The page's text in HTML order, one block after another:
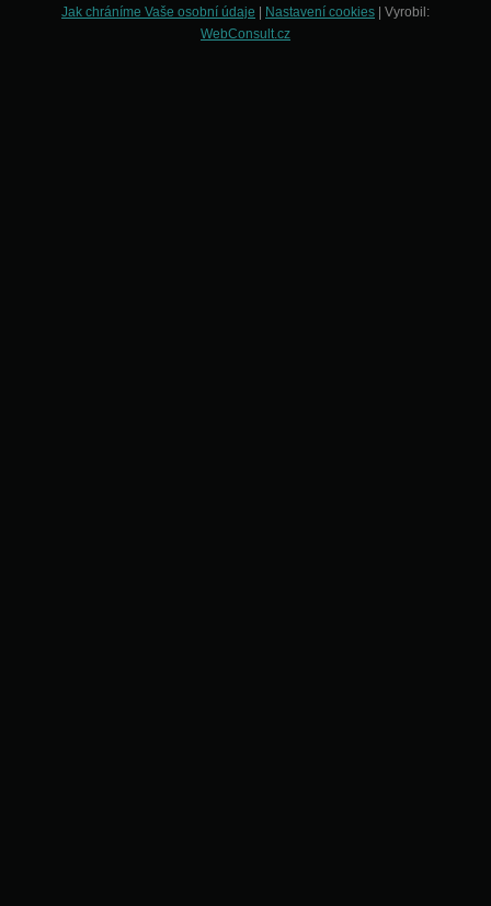
Jak chráníme Vaše osobní údaje
Nastavení cookies | Vyrobil:
WebConsult.cz